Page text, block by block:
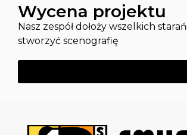
Wycena projektu
Nasz zespół dołoży wszelkich
stworzyć scenografię